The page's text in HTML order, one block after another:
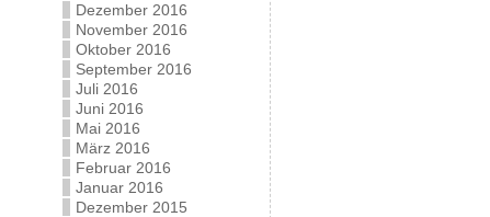
Dezember 2016
November 2016
Oktober 2016
September 2016
Juli 2016
Juni 2016
Mai 2016
März 2016
Februar 2016
Januar 2016
Dezember 2015